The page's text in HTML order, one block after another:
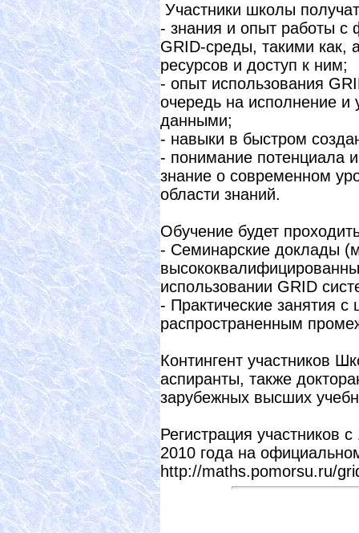
Участники школы
- знания и опыт работы
GRID-среды, такими как,
ресурсов и доступ к ним;
- опыт использования
очередь на исполнение
данными;
- навыки в быстром
- понимание потенциала
знание о современном
области знаний.
Обучение будет
- Семинарские доклады
использовании GRID
- Практические занятия
распространенным
Контингент участников
аспиранты, также
зарубежных высших
Регистрация участников
2010 года на
http://maths.pomorsu.ru/